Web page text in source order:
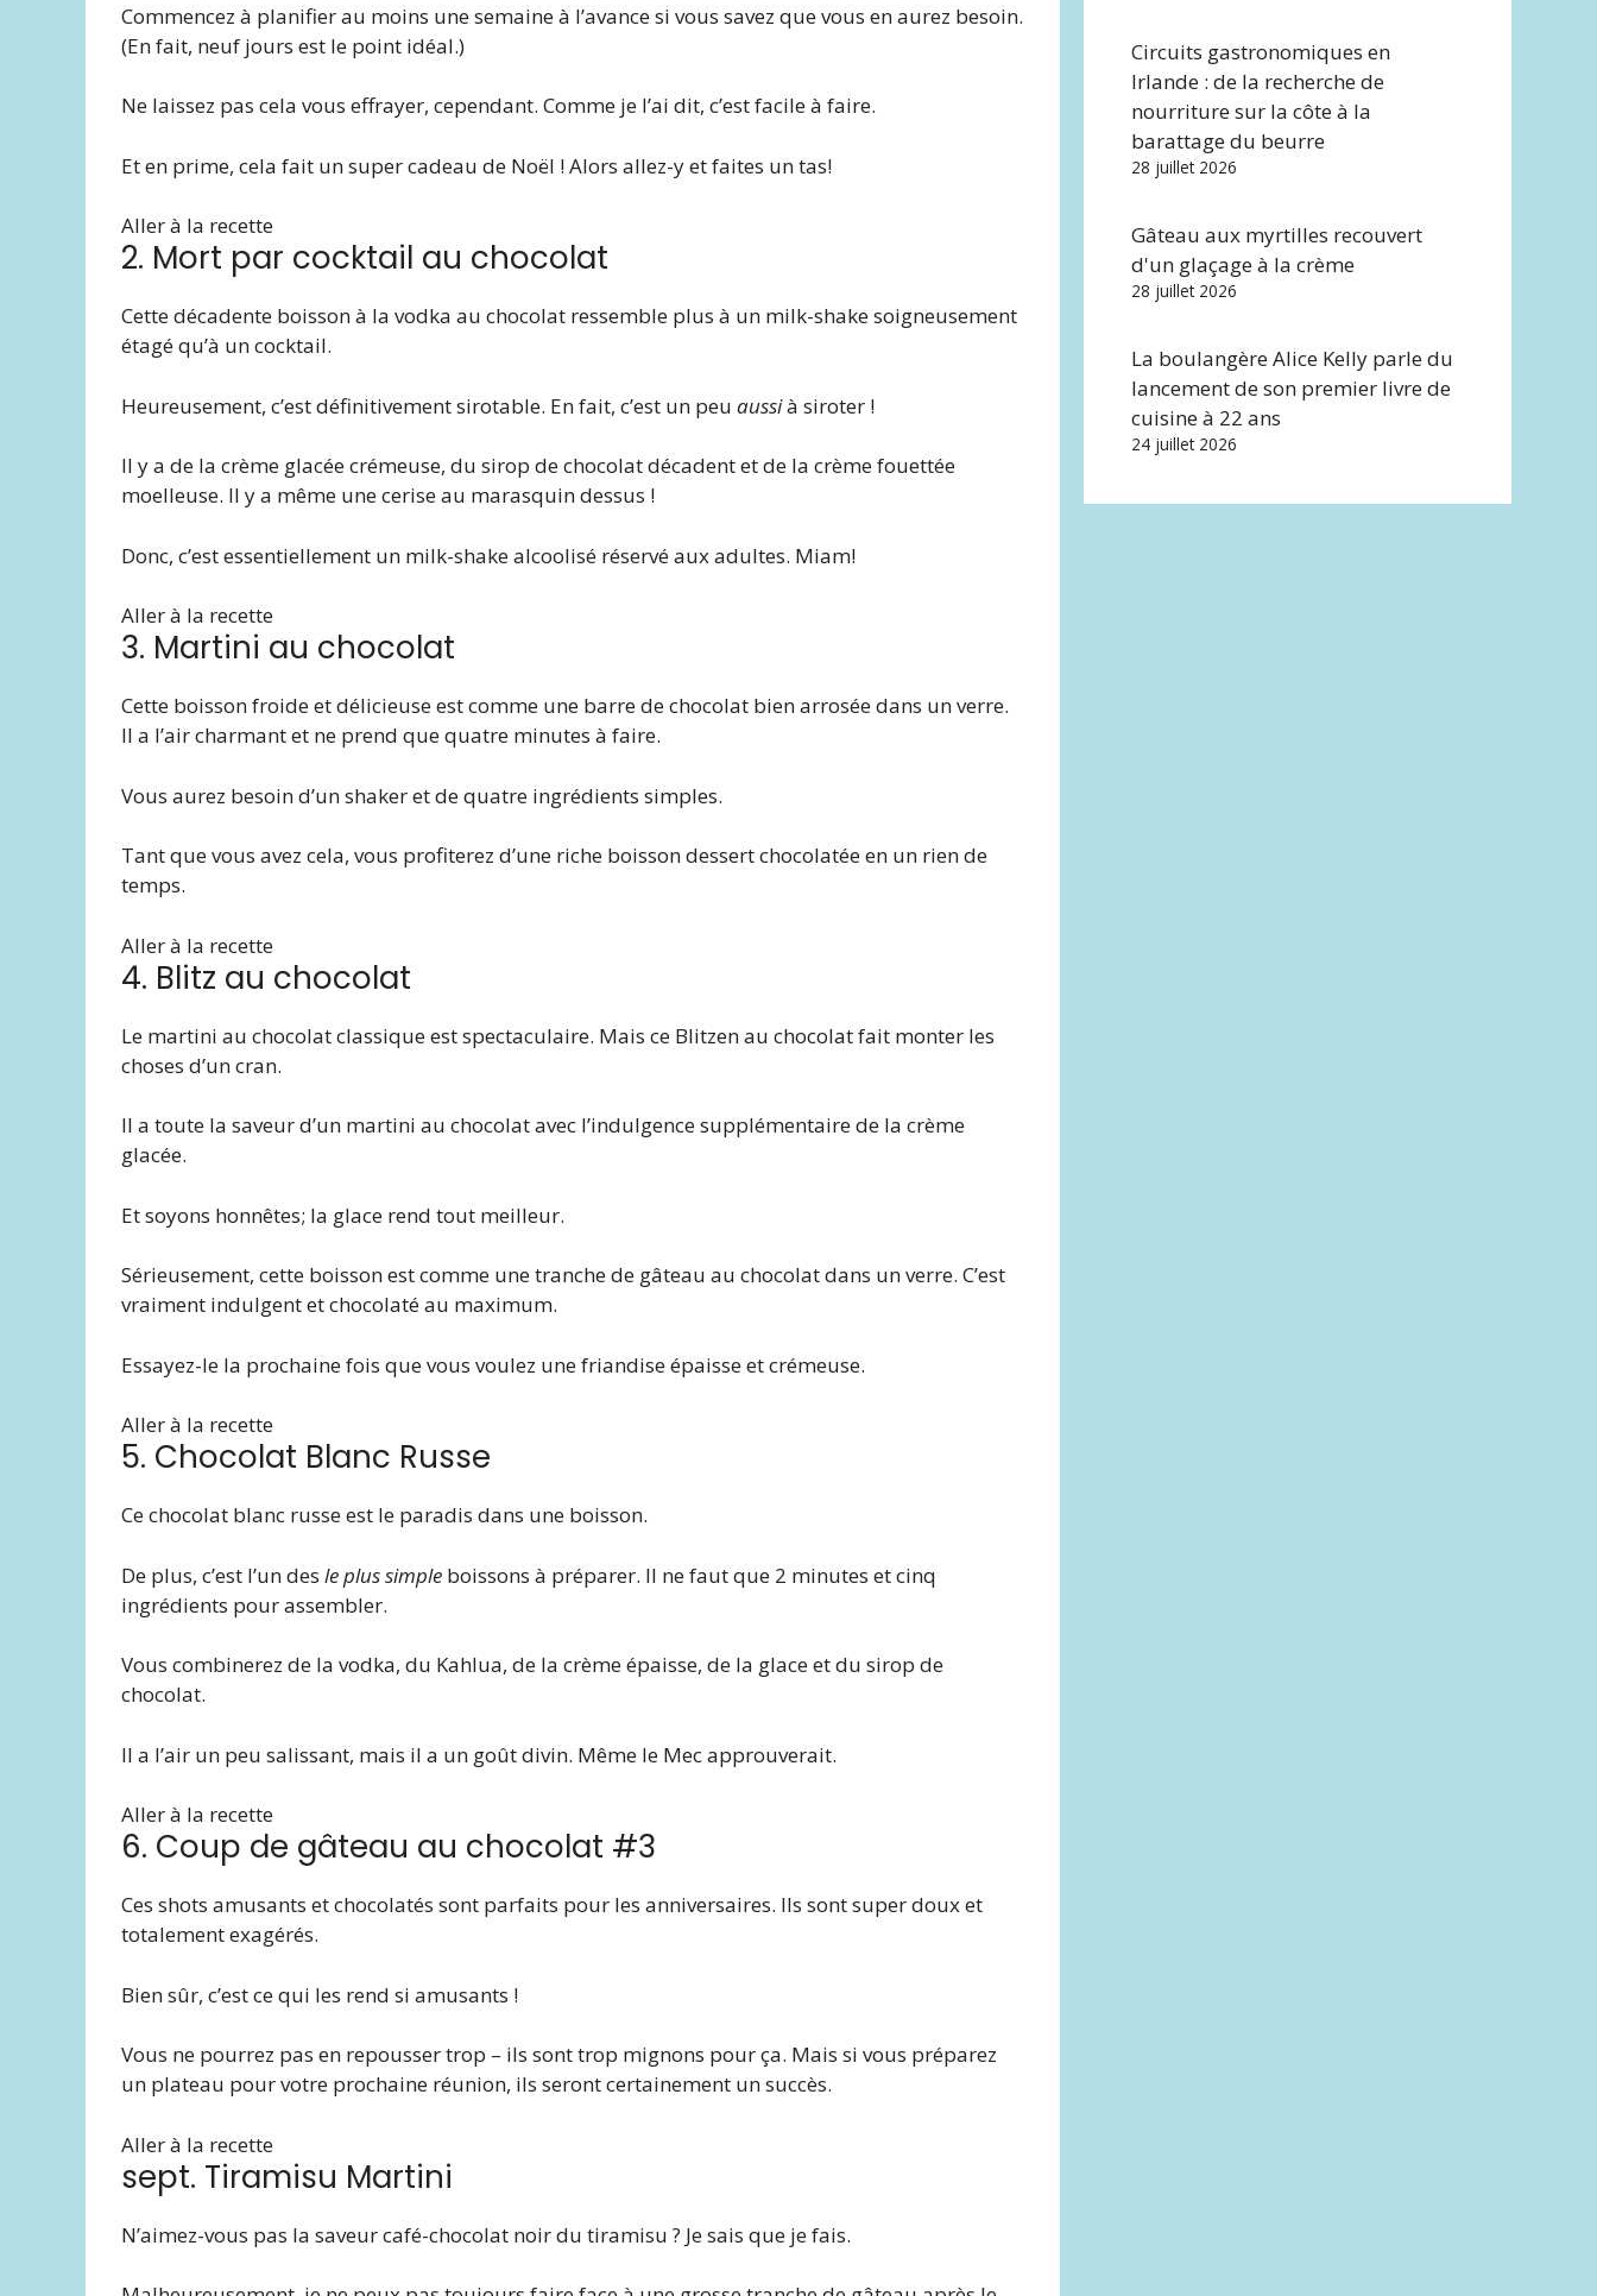
Commencez à planifier au moins une semaine à l’avance si vous savez que vous en aurez besoin.
(En fait, neuf jours est le point idéal.)
Ne laissez pas cela vous effrayer, cependant. Comme je l’ai dit, c’est facile à faire.
Et en prime, cela fait un super cadeau de Noël ! Alors allez-y et faites un tas!
Aller à la recette
2. Mort par cocktail au chocolat
Cette décadente boisson à la vodka au chocolat ressemble plus à un milk-shake soigneusement
étagé qu’à un cocktail.
Heureusement, c’est définitivement sirotable. En fait, c’est un peu aussià siroter !
Il y a de la crème glacée crémeuse, du sirop de chocolat décadent et de la crème fouettée
moelleuse. Il y a même une cerise au marasquin dessus !
Donc, c’est essentiellement un milk-shake alcoolisé réservé aux adultes. Miam!
Aller à la recette
3. Martini au chocolat
Cette boisson froide et délicieuse est comme une barre de chocolat bien arrosée dans un verre.
Il a l’air charmant et ne prend que quatre minutes à faire.
Vous aurez besoin d’un shaker et de quatre ingrédients simples.
Tant que vous avez cela, vous profiterez d’une riche boisson dessert chocolatée en un rien de
temps.
Aller à la recette
4. Blitz au chocolat
Le martini au chocolat classique est spectaculaire. Mais ce Blitzen au chocolat fait monter les
choses d’un cran.
Il a toute la saveur d’un martini au chocolat avec l’indulgence supplémentaire de la crème
glacée.
Et soyons honnêtes; la glace rend tout meilleur.
Sérieusement, cette boisson est comme une tranche de gâteau au chocolat dans un verre. C’est
vraiment indulgent et chocolaté au maximum.
Essayez-le la prochaine fois que vous voulez une friandise épaisse et crémeuse.
Aller à la recette
5. Chocolat Blanc Russe
Ce chocolat blanc russe est le paradis dans une boisson.
De plus, c’est l’un des le plus simple boissons à préparer. Il ne faut que 2 minutes et cinq
ingrédients pour assembler.
Vous combinerez de la vodka, du Kahlua, de la crème épaisse, de la glace et du sirop de
chocolat.
Il a l’air un peu salissant, mais il a un goût divin. Même le Mec approuverait.
Aller à la recette
6. Coup de gâteau au chocolat #3
Ces shots amusants et chocolatés sont parfaits pour les anniversaires. Ils sont super doux et
totalement exagérés.
Bien sûr, c’est ce qui les rend si amusants !
Vous ne pourrez pas en repousser trop – ils sont trop mignons pour ça. Mais si vous préparez
un plateau pour votre prochaine réunion, ils seront certainement un succès.
Aller à la recette
sept. Tiramisu Martini
N’aimez-vous pas la saveur café-chocolat noir du tiramisu ? Je sais que je fais.
Circuits gastronomiques en
Irlande : de la recherche de
nourriture sur la côte à la
barattage du beurre
28 juillet 2026
Gâteau aux myrtilles recouvert
d'un glaçage à la crème
28 juillet 2026
La boulangère Alice Kelly parle du
lancement de son premier livre de
cuisine à 22 ans
24 juillet 2026